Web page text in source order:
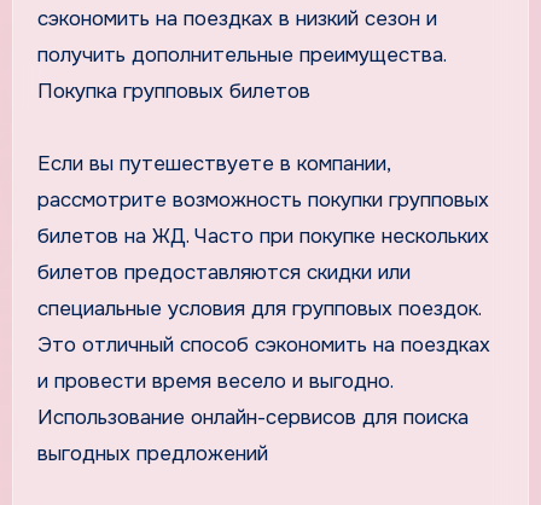
сэкономить на поездках в низкий сезон и
получить дополнительные преимущества.
Покупка групповых билетов
Если вы путешествуете в компании,
рассмотрите возможность покупки групповых
билетов на ЖД. Часто при покупке нескольких
билетов предоставляются скидки или
специальные условия для групповых поездок.
Это отличный способ сэкономить на поездках
и провести время весело и выгодно.
Использование онлайн-сервисов для поиска
выгодных предложений